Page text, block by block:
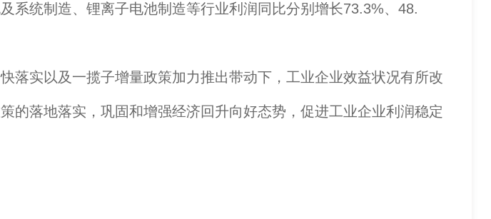
系统制造、锂离子电池制造等行业利润同比分别增长73.3%、48.
实以及一揽子增量政策加力推出带动下，工业企业效益状况有所改
的落地落实，巩固和增强经济回升向好态势，促进工业企业利润稳定